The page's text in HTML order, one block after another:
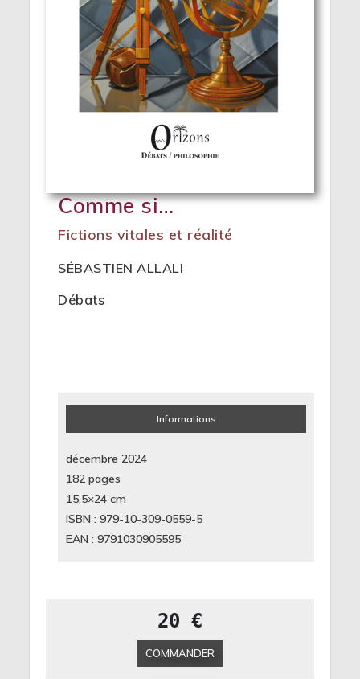
Comme si…
Fictions vitales et réalité
SÉBASTIEN ALLALI
Débats
Informations
décembre 2024
182 pages
15,5×24 cm
ISBN : 979-10-309-0559-5
EAN : 9791030905595
20 €
COMMANDER